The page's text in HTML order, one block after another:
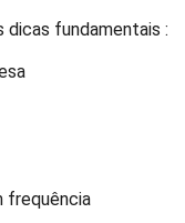
dicas fundamentais :
frequência